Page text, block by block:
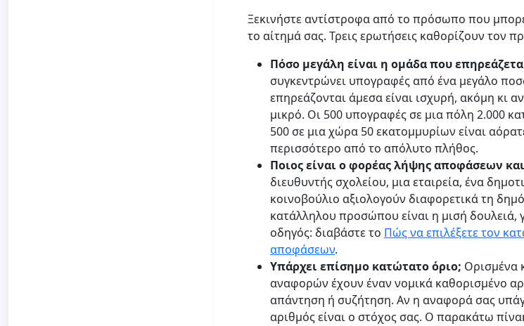
Ξεκινήστε αντίστροφα από το πρόσωπο που
το αίτημά σας. Τρεις ερωτήσεις καθορίζουν τον
Πόσο μεγάλη είναι η ομάδα που
συγκεντρώνει υπογραφές από ένα μεγάλο
επηρεάζονται άμεσα είναι ισχυρή, ακόμη κι
μικρό. Οι 500 υπογραφές σε μια πόλη 2.000
500 σε μια χώρα 50 εκατομμυρίων είναι
περισσότερο από το απόλυτο πλήθος.
Ποιος είναι ο φορέας λήψης αποφάσεων
διευθυντής σχολείου, μια εταιρεία, ένα
κοινοβούλιο αξιολογούν διαφορετικά τη
κατάλληλου προσώπου είναι η μισή δουλειά,
οδηγός: διαβάστε το Πώς να επιλέξετε τον
αποφάσεων.
Υπάρχει επίσημο κατώτατο όριο; Ορισμένα
αναφορών έχουν έναν νομικά καθορισμένο
απάντηση ή συζήτηση. Αν η αναφορά σας
αριθμός είναι ο στόχος σας. Ο παρακάτω